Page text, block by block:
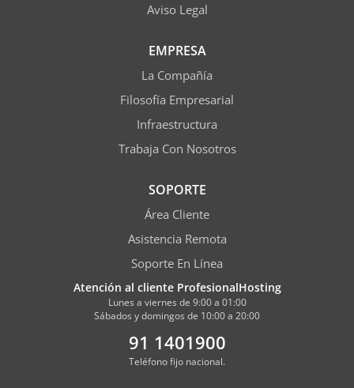
Aviso Legal
EMPRESA
La Compañía
Filosofía Empresarial
Infraestructura
Trabaja Con Nosotros
SOPORTE
Área Cliente
Asistencia Remota
Soporte En Línea
Atención al cliente ProfesionalHosting
Lunes a viernes de 9:00 a 01:00
Sábados y domingos de 10:00 a 20:00
91 1401900
Teléfono fijo nacional.